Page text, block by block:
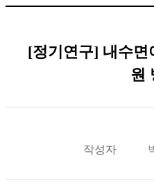
[정기연구] 내수면
원
작성자